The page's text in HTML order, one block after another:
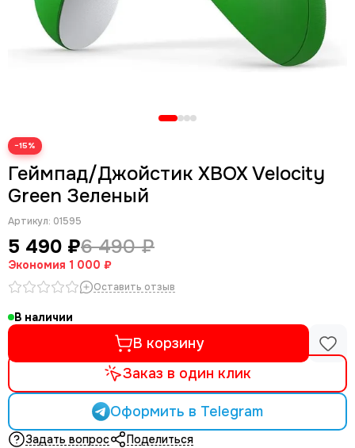
−15%
Геймпад/Джойстик XBOX Velocity
Green Зеленый
Артикул: 01595
5 490 ₽6 490 ₽
Экономия 1 000 ₽
Оставить отзыв
В наличии
В корзину
Заказ в один клик
Оформить в Telegram
Задать вопрос Поделиться